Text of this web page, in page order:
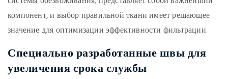
компонент, и выбор правильной ткани имеет решающее
значение для оптимизации эффективности фильтрации.
Специально разработанные швы для
увеличения срока службы